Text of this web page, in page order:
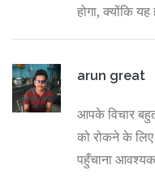
होगा, क्योंकि यह
arun great
आपके विचार
को रोकने के लिए
पहुँचाना